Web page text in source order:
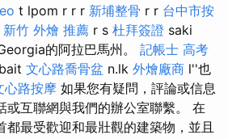
t lpom r r r 新埔整骨 r r 台中市按
新竹 外燴 推薦 r s 杜拜簽證 saki
的阿拉巴馬州。 記帳士 高考
文心路喬骨盆 n.lk 外燴廠商 l''也
心路按摩 如果您有疑問，評論或信息
或互聯網與我們的辦公室聯繫。 在
都最受歡迎和最壯觀的建築物，並且